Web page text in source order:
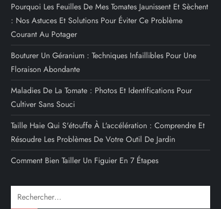
Pourquoi Les Feuilles De Mes Tomates Jaunissent Et Sèchent
: Nos Astuces Et Solutions Pour Éviter Ce Problème
Courant Au Potager
Bouturer Un Géranium : Techniques Infaillibles Pour Une
Floraison Abondante
Maladies De La Tomate : Photos Et Identifications Pour
Cultiver Sans Souci
Taille Haie Qui S'étouffe À L'accélération : Comprendre Et
Résoudre Les Problèmes De Votre Outil De Jardin
Comment Bien Tailler Un Figuier En 7 Étapes
Rechercher :